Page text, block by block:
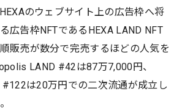
のウェブサイト上の広告枠へ将
広告枠NFTであるHEXA LAND NFT
販売が数分で完売するほどの人気を
LAND #42は87万7,000円、
#122は20万円での二次流通が成立し